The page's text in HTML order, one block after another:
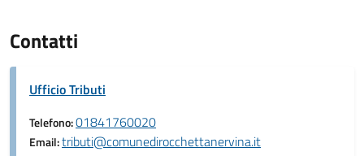
Contatti
Ufficio Tributi
Telefono:01841760020
Email:tributi@comunedirocchettanervina.it